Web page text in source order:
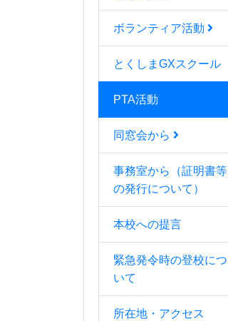
ボランティア活動
とくしまGXスクール
PTA活動
同窓会から
事務室から（証明書等
の発行について）
本校への提言
緊急発令時の登校につ
いて
所在地・アクセス